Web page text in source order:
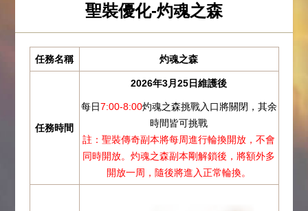
聖裝優化-灼魂之森
任務名稱 灼魂之森
任務時間
2026年3月25日維護後
每日7:00-8:00灼魂之森挑戰入口將關閉，其余
時間皆可挑戰
註：聖裝傳奇副本將每周進行輪換開放，不會
同時開放。灼魂之森副本剛解鎖後，將額外多
開放一周，隨後將進入正常輪換。